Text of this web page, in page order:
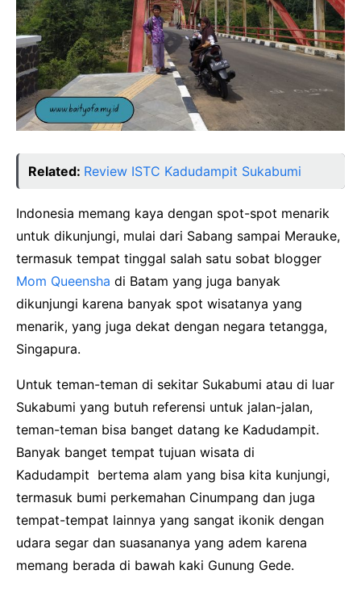
Related: Review ISTC Kadudampit Sukabumi
Indonesia memang kaya dengan spot-spot menarik
untuk dikunjungi, mulai dari Sabang sampai Merauke,
termasuk tempat tinggal salah satu sobat blogger
Mom Queensha di Batam yang juga banyak
dikunjungi karena banyak spot wisatanya yang
menarik, yang juga dekat dengan negara tetangga,
Singapura.
Untuk teman-teman di sekitar Sukabumi atau di luar
Sukabumi yang butuh referensi untuk jalan-jalan,
teman-teman bisa banget datang ke Kadudampit.
Banyak banget tempat tujuan wisata di
Kadudampit bertema alam yang bisa kita kunjungi,
termasuk bumi perkemahan Cinumpang dan juga
tempat-tempat lainnya yang sangat ikonik dengan
udara segar dan suasananya yang adem karena
memang berada di bawah kaki Gunung Gede.